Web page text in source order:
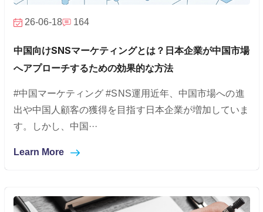
26-06-18 164
中国向けSNSマーケティングとは？日本企業が中国市場
へアプローチするための効果的な方法
#中国マーケティング #SNS運用近年、中国市場への進
出や中国人顧客の獲得を目指す日本企業が増加していま
す。しかし、中国···
Learn More